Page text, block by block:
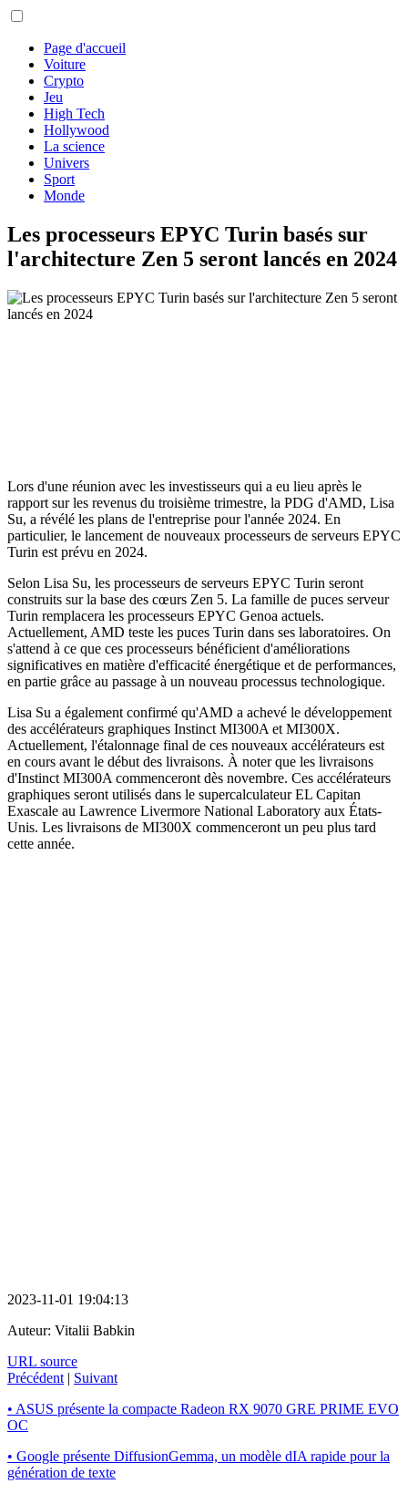
Page d'accueil
Voiture
Crypto
Jeu
High Tech
Hollywood
La science
Univers
Sport
Monde
Les processeurs EPYC Turin basés sur
l'architecture Zen 5 seront lancés en 2024
Lors d'une réunion avec les investisseurs qui a eu lieu après le
rapport sur les revenus du troisième trimestre, la PDG d'AMD, Lisa
Su, a révélé les plans de l'entreprise pour l'année 2024. En
particulier, le lancement de nouveaux processeurs de serveurs EPYC
Turin est prévu en 2024.
Selon Lisa Su, les processeurs de serveurs EPYC Turin seront
construits sur la base des cœurs Zen 5. La famille de puces serveur
Turin remplacera les processeurs EPYC Genoa actuels.
Actuellement, AMD teste les puces Turin dans ses laboratoires. On
s'attend à ce que ces processeurs bénéficient d'améliorations
significatives en matière d'efficacité énergétique et de performances,
en partie grâce au passage à un nouveau processus technologique.
Lisa Su a également confirmé qu'AMD a achevé le développement
des accélérateurs graphiques Instinct MI300A et MI300X.
Actuellement, l'étalonnage final de ces nouveaux accélérateurs est
en cours avant le début des livraisons. À noter que les livraisons
d'Instinct MI300A commenceront dès novembre. Ces accélérateurs
graphiques seront utilisés dans le supercalculateur EL Capitan
Exascale au Lawrence Livermore National Laboratory aux États-
Unis. Les livraisons de MI300X commenceront un peu plus tard
cette année.
2023-11-01 19:04:13
Auteur: Vitalii Babkin
URL source
Précédent | Suivant
• ASUS présente la compacte Radeon RX 9070 GRE PRIME EVO
OC
• Google présente DiffusionGemma, un modèle dIA rapide pour la
génération de texte